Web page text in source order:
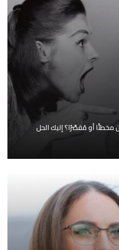
مخطئًا أو مُقصِّرًا؟ إليك الحل